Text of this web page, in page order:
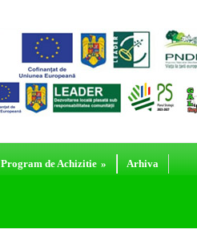
Program de Achizitie » Arhiva